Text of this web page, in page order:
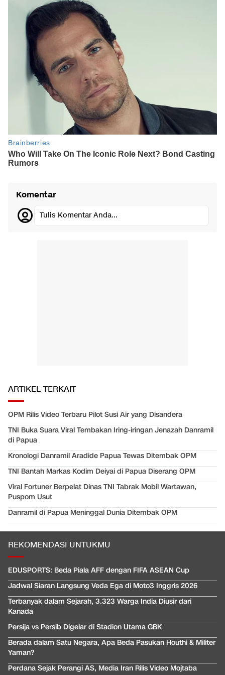
Komentar
Tulis Komentar Anda...
ARTIKEL TERKAIT
OPM Rilis Video Terbaru Pilot Susi Air yang Disandera
TNI Buka Suara Viral Tembakan Iring-iringan Jenazah Danramil
di Papua
Kronologi Danramil Aradide Papua Tewas Ditembak OPM
TNI Bantah Markas Kodim Deiyai di Papua Diserang OPM
Viral Fortuner Berpelat Dinas TNI Tabrak Mobil Wartawan,
Puspom Usut
Danramil di Papua Meninggal Dunia Ditembak OPM
REKOMENDASI UNTUKMU
EDUSPORTS: Beda Piala AFF dengan FIFA ASEAN Cup
Jadwal Siaran Langsung Veda Ega di Moto3 Inggris 2026
Terbanyak dalam Sejarah, 3.323 Warga India Diusir dari
Kanada
Persija vs Persib Digelar di Stadion Utama GBK
Berada dalam Satu Negara, Apa Beda Pasukan Houthi & Militer
Yaman?
Perdana Sejak Perangi AS, Media Iran Rilis Video Mojtaba